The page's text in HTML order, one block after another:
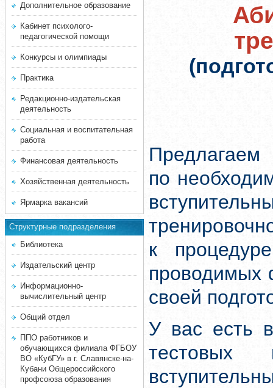
Дополнительное образование
Кабинет психолого-
педагогической помощи
Конкурсы и олимпиады
Практика
Редакционно-издательская
деятельность
Социальная и воспитательная
работа
Финансовая деятельность
Хозяйственная деятельность
Ярмарка вакансий
Структурные подразделения
Библиотека
Издательский центр
Информационно-
вычислительный центр
Общий отдел
ППО работников и
обучающихся филиала ФГБОУ
ВО «КубГУ» в г. Славянске-на-
Кубани Общероссийского
профсоюза образования
Предлагаем
по
к
проводимых
своей
У вас есть
тестовых